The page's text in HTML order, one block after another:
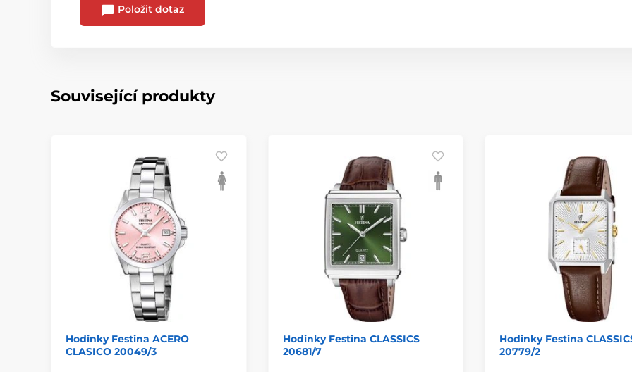
Položit dotaz
Související produkty
Hodinky Festina ACERO
CLASICO 20049/3
Hodinky Festina CLASSICS
20681/7
Hodinky Festina
20779/2